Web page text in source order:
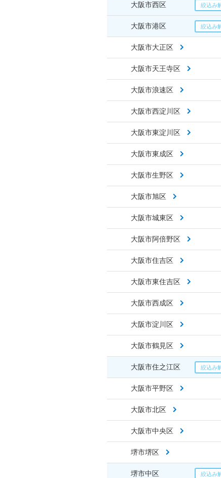
大阪市西区
大阪市港区
大阪市大正区
大阪市天王寺区
大阪市浪速区
大阪市西淀川区
大阪市東淀川区
大阪市東成区
大阪市生野区
大阪市旭区
大阪市城東区
大阪市阿倍野区
大阪市住吉区
大阪市東住吉区
大阪市西成区
大阪市淀川区
大阪市鶴見区
大阪市住之江区
大阪市平野区
大阪市北区
大阪市中央区
堺市堺区
堺市中区